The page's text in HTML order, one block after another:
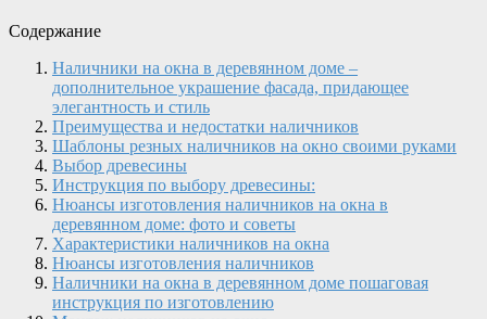
Содержание
Наличники на окна в деревянном доме –
дополнительное украшение фасада, придающее
элегантность и стиль
Преимущества и недостатки наличников
Шаблоны резных наличников на окно своими руками
Выбор древесины
Инструкция по выбору древесины:
Нюансы изготовления наличников на окна в
деревянном доме: фото и советы
Характеристики наличников на окна
Нюансы изготовления наличников
Наличники на окна в деревянном доме пошаговая
инструкция по изготовлению